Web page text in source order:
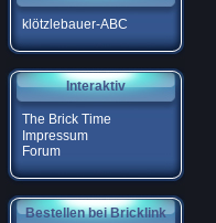
klötzlebauer-ABC
Interaktiv
The Brick Time
Impressum
Forum
Bestellen bei Bricklink